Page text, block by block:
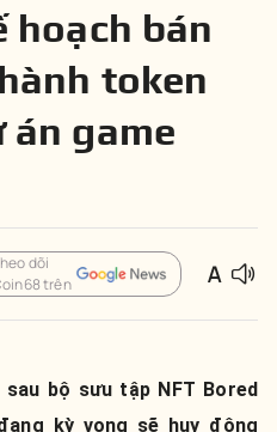
hoạch bán
token
án game
dõi
trên
bộ sưu tập NFT Bored
kỳ vọng sẽ huy động